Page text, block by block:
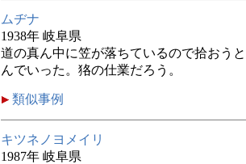
ムヂナ
1938年 岐阜県
道の真ん中に笠が落ちているので拾おう
んでいった。狢の仕業だろう。
類似事例
キツネノヨメイリ
1987年 岐阜県